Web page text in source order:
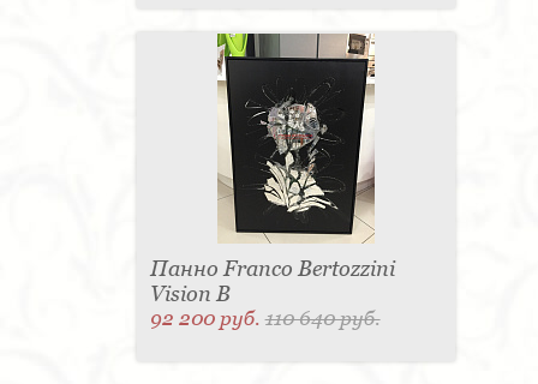
Панно Franco Bertozzini
Vision B
92 200 руб.110 640 руб.